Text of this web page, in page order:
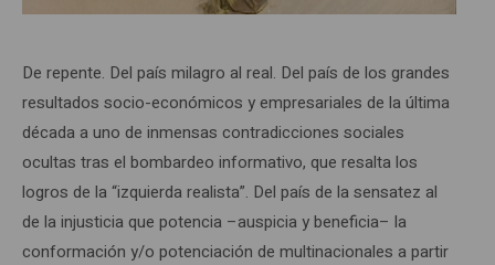
De repente. Del país milagro al real. Del país de los grandes
resultados socio-económicos y empresariales de la última
década a uno de inmensas contradicciones sociales
ocultas tras el bombardeo informativo, que resalta los
logros de la “izquierda realista”. Del país de la sensatez al
de la injusticia que potencia –auspicia y beneficia– la
conformación y/o potenciación de multinacionales a partir